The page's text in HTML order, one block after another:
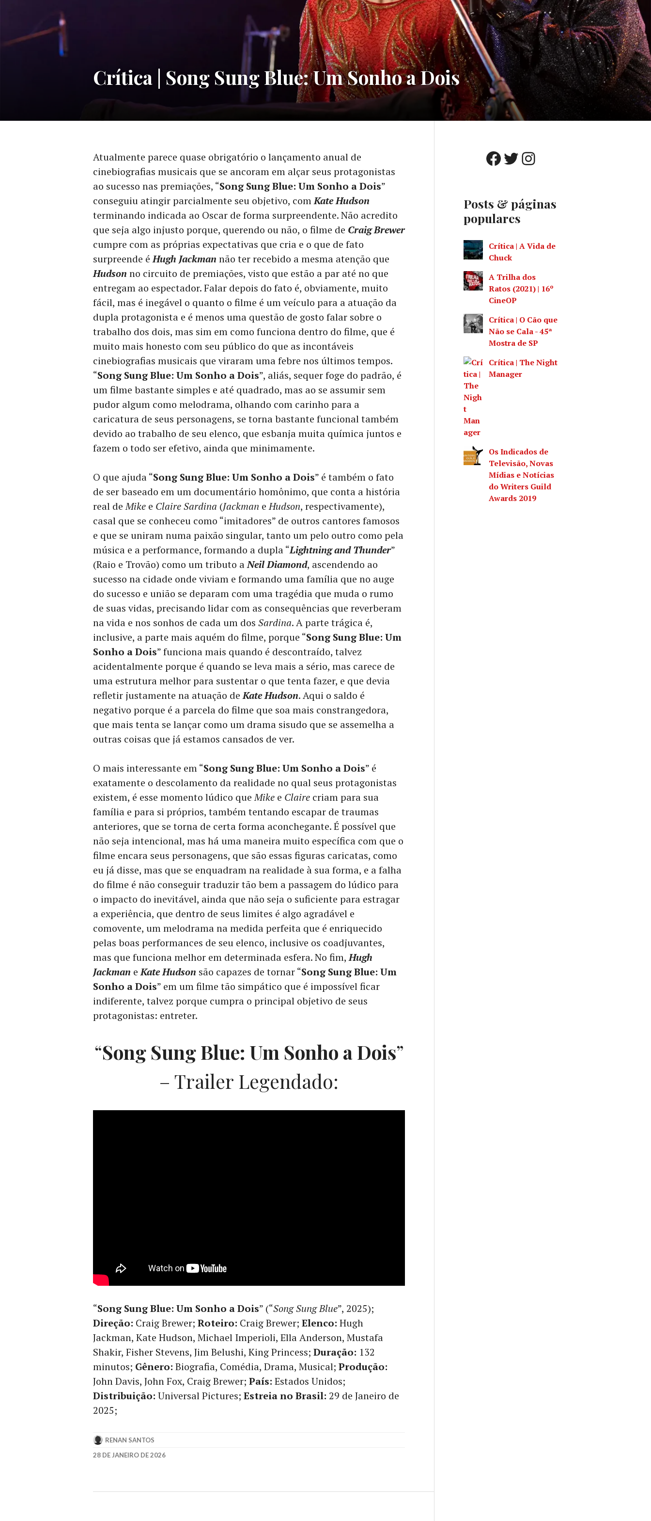
CRÍTICA
CINEMATOGRÁFICA
Crítica | Song Sung Blue: Um Sonho a Dois
Atualmente parece quase obrigatório o lançamento anual de
cinebiografias musicais que se ancoram em alçar seus protagonistas
ao sucesso nas premiações, “Song Sung Blue: Um Sonho a Dois”
conseguiu atingir parcialmente seu objetivo, comKate Hudson
terminando indicada ao Oscar de forma surpreendente. Não acredito
que seja algo injusto porque, querendo ou não, o filme de Craig Brewer
cumpre com as próprias expectativas que cria e o que de fato
surpreende éHugh Jackman não ter recebido a mesma atenção que
Hudson no circuito de premiações, visto que estão a par até no que
entregam ao espectador. Falar depois do fato é, obviamente, muito
fácil, mas é inegável o quanto o filme é um veículo para a atuação da
dupla protagonista e é menos uma questão de gosto falar sobre o
trabalho dos dois, mas sim em como funciona dentro do filme, que é
muito mais honesto com seu público do que as incontáveis
cinebiografias musicais que viraram uma febre nos últimos tempos.
“Song Sung Blue: Um Sonho a Dois”, aliás, sequer foge do padrão, é
um filme bastante simples e até quadrado, mas ao se assumir sem
pudor algum como melodrama, olhando com carinho para a
caricatura de seus personagens, se torna bastante funcional também
devido ao trabalho de seu elenco, que esbanja muita química juntos e
fazem o todo ser efetivo, ainda que minimamente.
O que ajuda “Song Sung Blue: Um Sonho a Dois” é também o fato
de ser baseado em um documentário homônimo, que conta a história
real deMike e Claire Sardina (Jackman eHudson, respectivamente),
casal que se conheceu como “imitadores” de outros cantores famosos
e que se uniram numa paixão singular, tanto um pelo outro como pela
música e a performance, formando a dupla “Lightning and Thunder”
(Raio e Trovão) como um tributo aNeil Diamond, ascendendo ao
sucesso na cidade onde viviam e formando uma família que no auge
do sucesso e união se deparam com uma tragédia que muda o rumo
de suas vidas, precisando lidar com as consequências que reverberam
na vida e nos sonhos de cada um dos Sardina. A parte trágica é,
inclusive, a parte mais aquém do filme, porque “Song Sung Blue: Um
Sonho a Dois” funciona mais quando é descontraído, talvez
acidentalmente porque é quando se leva mais a sério, mas carece de
uma estrutura melhor para sustentar o que tenta fazer, e que devia
refletir justamente na atuação deKate Hudson. Aqui o saldo é
negativo porque é a parcela do filme que soa mais constrangedora,
que mais tenta se lançar como um drama sisudo que se assemelha a
outras coisas que já estamos cansados de ver.
O mais interessante em “Song Sung Blue: Um Sonho a Dois” é
exatamente o descolamento da realidade no qual seus protagonistas
existem, é esse momento lúdico queMike e Claire criam para sua
família e para si próprios, também tentando escapar de traumas
anteriores, que se torna de certa forma aconchegante. É possível que
não seja intencional, mas há uma maneira muito específica com que o
filme encara seus personagens, que são essas figuras caricatas, como
eu já disse, mas que se enquadram na realidade à sua forma, e a falha
do filme é não conseguir traduzir tão bem a passagem do lúdico para
o impacto do inevitável, ainda que não seja o suficiente para estragar
a experiência, que dentro de seus limites é algo agradável e
comovente, um melodrama na medida perfeita que é enriquecido
pelas boas performances de seu elenco, inclusive os coadjuvantes,
mas que funciona melhor em determinada esfera. No fim,Hugh
Jackman eKate Hudson são capazes de tornar “Song Sung Blue: Um
Sonho a Dois” em um filme tão simpático que é impossível ficar
indiferente, talvez porque cumpra o principal objetivo de seus
protagonistas: entreter.
“Song Sung Blue: Um Sonho a Dois”
– Trailer Legendado:
“Song Sung Blue: Um Sonho a Dois” (“Song Sung Blue”, 2025);
Direção: Craig Brewer; Roteiro: Craig Brewer; Elenco: Hugh
Jackman, Kate Hudson, Michael Imperioli, Ella Anderson, Mustafa
Shakir, Fisher Stevens, Jim Belushi, King Princess; Duração: 132
minutos; Gênero: Biografia, Comédia, Drama, Musical; Produção:
John Davis, John Fox, Craig Brewer; País: Estados Unidos;
Distribuição: Universal Pictures; Estreia no Brasil: 29 de Janeiro de
2025;
RENAN SANTOS
28 DE JANEIRO DE 2026
HUGH
Facebook Twitter Instagram
Posts & páginas
populares
Crítica | A Vida de
Chuck
A Trilha dos
Ratos (2021) | 16º
CineOP
Crítica | O Cão que
Não se Cala - 45ª
Mostra de SP
Crítica | The Night
Manager
Os Indicados de
Televisão, Novas
Mídias e Notícias
do Writers Guild
Awards 2019